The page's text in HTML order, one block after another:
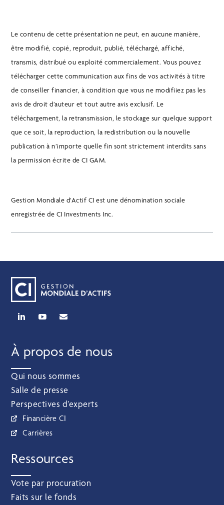
Le contenu de cette présentation ne peut, en aucune manière,
être modifié, copié, reproduit, publié, téléchargé, affiché,
transmis, distribué ou exploité commercialement. Vous pouvez
télécharger cette communication aux fins de vos activités à titre
de conseiller financier, à condition que vous ne modifiiez pas les
avis de droit d’auteur et tout autre avis exclusif. Le
téléchargement, la retransmission, le stockage sur quelque support
que ce soit, la reproduction, la redistribution ou la nouvelle
publication à n’importe quelle fin sont strictement interdits sans
la permission écrite de CI GAM.
Gestion Mondiale d'Actif CI est une dénomination sociale
enregistrée de CI Investments Inc.
À propos de nous
Qui nous sommes
Salle de presse
Perspectives d’experts
Financière CI
Carrières
Ressources
Vote par procuration
Faits sur le fonds